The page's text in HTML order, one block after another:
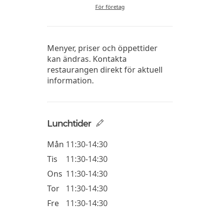
För företag
Menyer, priser och öppettider
kan ändras. Kontakta
restaurangen direkt för aktuell
information.
Lunchtider
Mån 11:30-14:30
Tis
11:30-14:30
Ons 11:30-14:30
Tor
11:30-14:30
Fre
11:30-14:30